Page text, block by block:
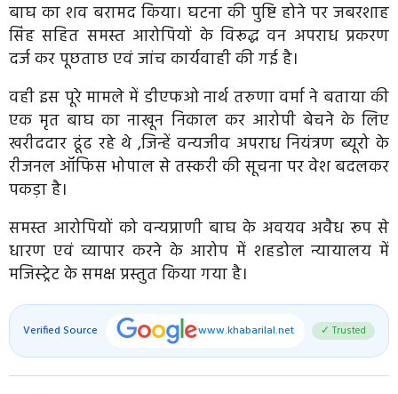
बाघ का शव बरामद किया। घटना की पुष्टि होने पर जबरशाह
सिंह सहित समस्त आरोपियों के विरूद्ध वन अपराध प्रकरण
दर्ज कर पूछताछ एवं जांच कार्यवाही की गई है।
वही इस पूरे मामले में डीएफओ नार्थ तरुणा वर्मा ने बताया की
एक मृत बाघ का नाखून निकाल कर आरोपी बेचने के लिए
खरीददार ढूंढ रहे थे ,जिन्हें वन्यजीव अपराध नियंत्रण ब्यूरो के
रीजनल ऑफिस भोपाल से तस्करी की सूचना पर वेश बदलकर
पकड़ा है।
समस्त आरोपियों को वन्यप्राणी बाघ के अवयव अवैध रूप से
धारण एवं व्यापार करने के आरोप में शहडोल न्यायालय में
मजिस्ट्रेट के समक्ष प्रस्तुत किया गया है।
Verified Source www.khabarilal.net ✓ Trusted